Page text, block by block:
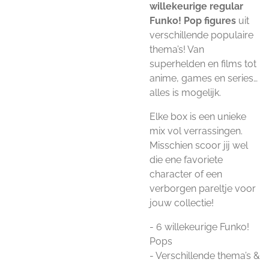
willekeurige regular
Funko! Pop figures uit
verschillende populaire
thema’s! Van
superhelden en films tot
anime, games en series…
alles is mogelijk.
Elke box is een unieke
mix vol verrassingen.
Misschien scoor jij wel
die ene favoriete
character of een
verborgen pareltje voor
jouw collectie!
- 6 willekeurige Funko!
Pops
- Verschillende thema’s &